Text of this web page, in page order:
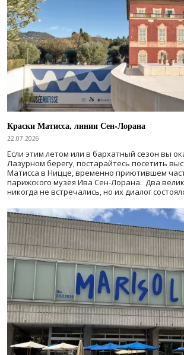
Краски Матисса, линии Сен-Лорана
22.07.2026
Если этим летом или в бархатный сезон вы
Лазурном берегу, постарайтесь посетить
Матисса в Ницце, временно приютившем
парижского музея Ива Сен-Лорана. Два
никогда не встречались, но их диалог